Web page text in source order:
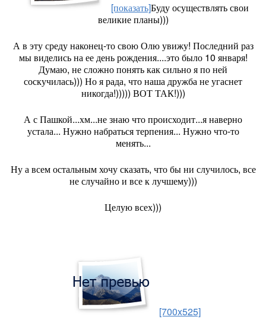
[показать]Буду осуществлять свои
великие планы)))
А в эту среду наконец-то свою Олю увижу! Последний раз
мы виделись на ее день рождения....это было 10 января!
Думаю, не сложно понять как сильно я по ней
соскучилась))) Но я рада, что наша дружба не угаснет
никогда!))))) ВОТ ТАК!)))
А с Пашкой...хм...не знаю что происходит...я наверно
устала... Нужно набраться терпения... Нужно что-то
менять...
Ну а всем остальным хочу сказать, что бы ни случилось, все
не случайно и все к лучшему)))
Целую всех)))
[700x525]